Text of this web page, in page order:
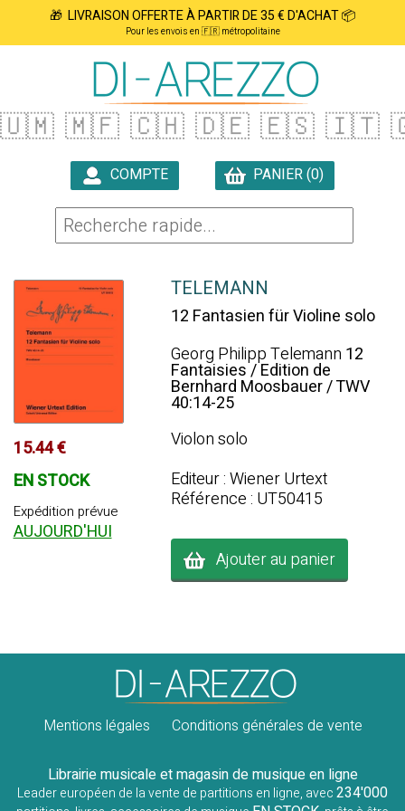
🎁 LIVRAISON OFFERTE À PARTIR DE 35 € D'ACHAT 📦
Pour les envois en 🇫🇷 métropolitaine
🇺🇲 🇲🇫 🇨🇭 🇩🇪 🇪🇸 🇮🇹
COMPTE
PANIER (0)
15.44 €
EN STOCK
Expédition prévue
AUJOURD'HUI
TELEMANN
12 Fantasien für Violine solo
Georg Philipp Telemann 12
Fantaisies / Edition de
Bernhard Moosbauer / TWV
40:14-25
Violon solo
Editeur : Wiener Urtext
Référence : UT50415
Ajouter au panier
Mentions légales Conditions générales de vente
Librairie musicale et magasin de musique en ligne
Leader européen de la vente de partitions en ligne, avec234'000